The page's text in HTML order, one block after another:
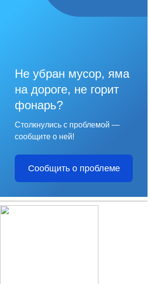
Не убран мусор, яма
на дороге, не горит
фонарь?
Столкнулись с проблемой —
сообщите о ней!
Сообщить о проблеме